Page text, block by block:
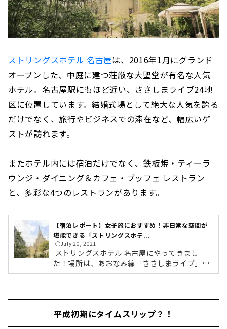
ストリングスホテル 名古屋は、2016年1月にグランド
オープンした、中庭に建つ荘厳な大聖堂が有名な人気
ホテル。名古屋駅にもほど近い、ささしまライブ24地
区に位置しています。結婚式場として絶大な人気を誇る
だけでなく、旅行やビジネスでの滞在など、幅広いゲ
ストが訪れます。
またホテル内には宿泊だけでなく、鉄板焼・ティーラ
ウンジ・ダイニング＆カフェ・ブッフェ レストラン
と、多彩な4つのレストランがあります。
【宿泊レポート】女子旅におすすめ！非日常な空間が
堪能できる「ストリングスホテ...
🕒️July 20, 2021
ストリングスホテル 名古屋にやってきまし
た！場所は、あおなみ線「ささしまライブ」駅
から徒歩3分。JR線「名古屋駅」からは徒歩15
される方も多いのだとか。大聖堂にうっとり非
平成初期にタイムスリップ？！